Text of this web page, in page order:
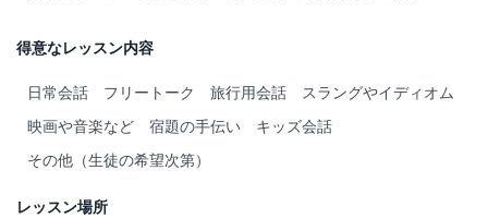
得意なレッスン内容
日常会話 フリートーク 旅行用会話
スラングやイディオム
映画や音楽など
宿題の手伝い
キッズ会話
その他（生徒の希望次第）
レッスン場所